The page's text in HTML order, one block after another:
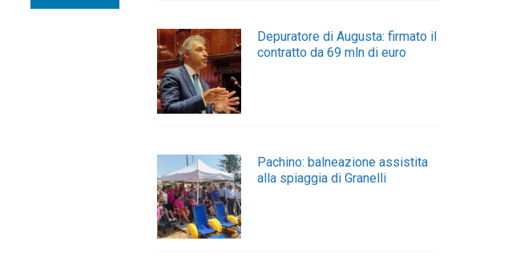
Depuratore di Augusta: firmato il
contratto da 69 mln di euro
Pachino: balneazione assistita
alla spiaggia di Granelli